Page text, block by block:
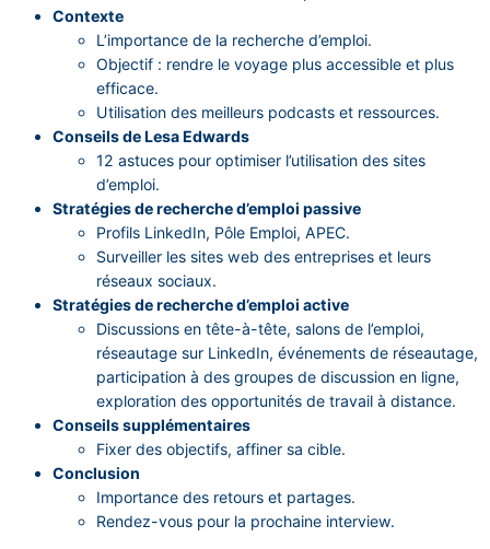
Contexte
L’importance de la recherche d’emploi.
Objectif : rendre le voyage plus accessible et plus
efficace.
Utilisation des meilleurs podcasts et ressources.
Conseils de Lesa Edwards
12 astuces pour optimiser l’utilisation des sites
d’emploi.
Stratégies de recherche d’emploi passive
Profils LinkedIn, Pôle Emploi, APEC.
Surveiller les sites web des entreprises et leurs
réseaux sociaux.
Stratégies de recherche d’emploi active
Discussions en tête-à-tête, salons de l’emploi,
réseautage sur LinkedIn, événements de réseautage,
participation à des groupes de discussion en ligne,
exploration des opportunités de travail à distance.
Conseils supplémentaires
Fixer des objectifs, affiner sa cible.
Conclusion
Importance des retours et partages.
Rendez-vous pour la prochaine interview.